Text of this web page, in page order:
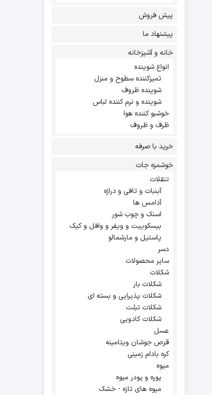
پیش فروش
پیشنهاد ما
خانه و آشپزخانه
انواع شوینده
تمیزکننده سطوح و منزل
شوینده ظروف
شوینده و نرم کننده لباس
خوشبو کننده هوا
ظرف و ظروف
خرید با صرفه
خوشمزه جات
تنقلات
آبنبات و تافی و دراژه
آدامس ها
اسنک و چوب شور
بیسکوییت و ویفر و وافل و کیک
پاستیل و مارشمالو
دسر
سایر محصولات
شکلات
شکلات بار
شکلات پذیرایی و بسته ای
شکلات تبلت
شکلات کادویی
عسل
قرص جوشان ویتامینه
کره بادام زمینی
میوه
پوره و پودر میوه
میوه های تازه - خشک